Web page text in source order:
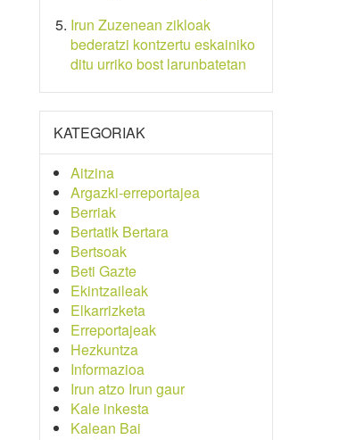
Irun Zuzenean zikloak
bederatzi kontzertu eskainiko
ditu urriko bost larunbatetan
KATEGORIAK
Aitzina
Argazki-erreportajea
Berriak
Bertatik Bertara
Bertsoak
Beti Gazte
Ekintzaileak
Elkarrizketa
Erreportajeak
Hezkuntza
Informazioa
Irun atzo Irun gaur
Kale inkesta
Kalean Bai